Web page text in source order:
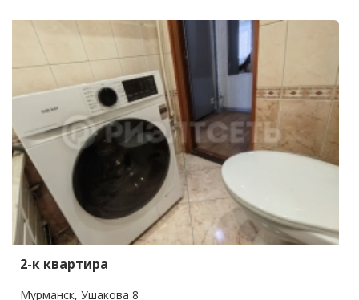
2-к квартира
Мурманск, Ушакова 8